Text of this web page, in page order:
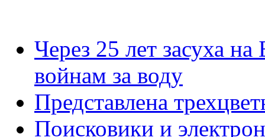
Через 25 лет засуха
войнам за воду
Представлена
Поисковики и